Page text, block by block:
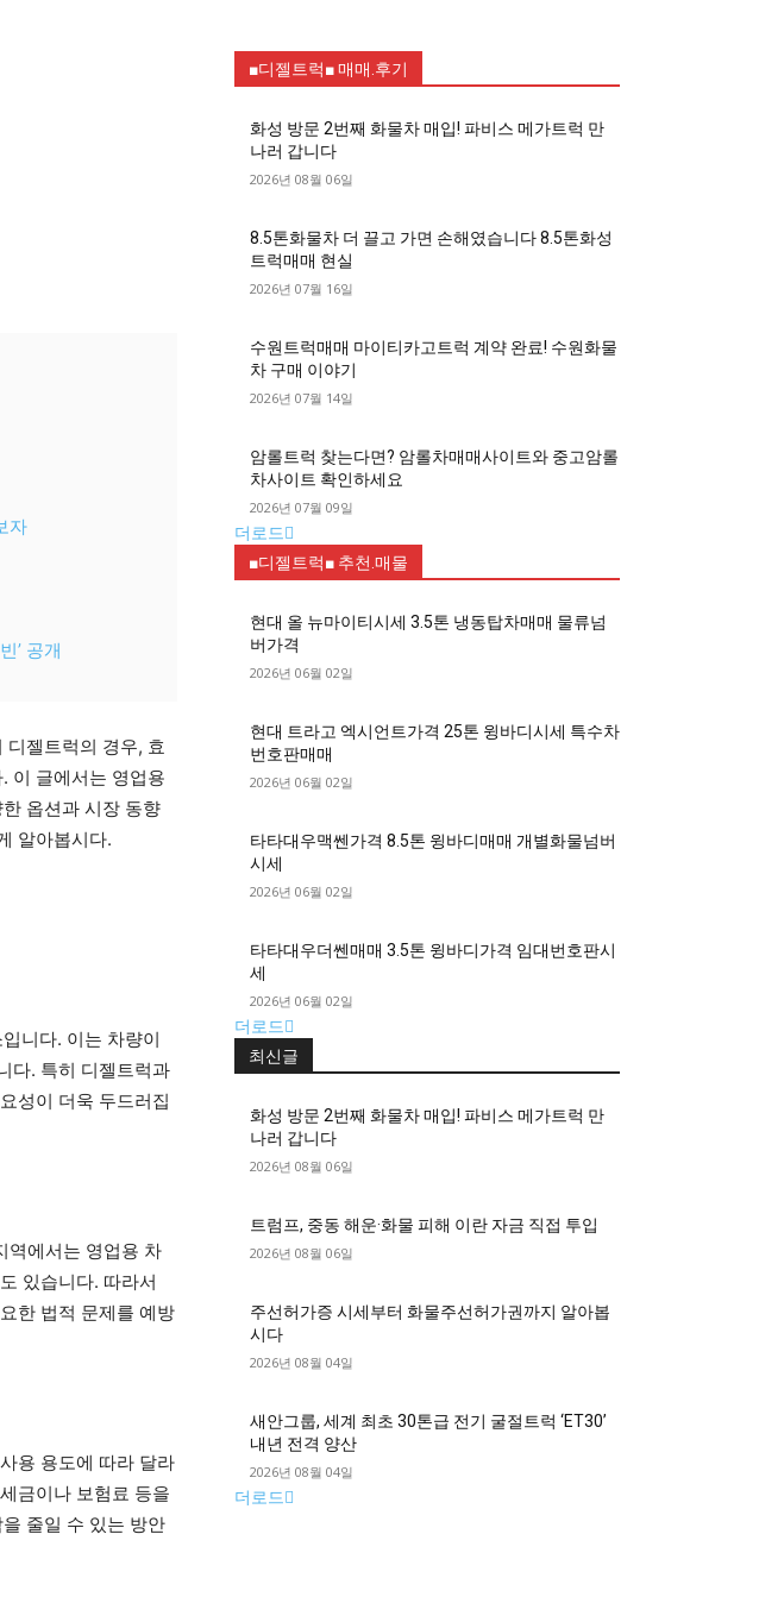
자
’ 공개
디젤트럭의 경우, 효
이 글에서는 영업용
옵션과 시장 동향
알아봅시다.
니다. 이는 차량이
다. 특히 디젤트럭과
성이 더욱 두드러집
역에서는 영업용 차
있습니다. 따라서
한 법적 문제를 예방
용 용도에 따라 달라
금이나 보험료 등을
줄일 수 있는 방안
■디젤트럭■ 매매.후기
화성 방문 2번째 화물차 매입! 파비스 메가트럭 만
나러 갑니다
2026년 08월 06일
8.5톤화물차 더 끌고 가면 손해였습니다 8.5톤화성
트럭매매 현실
2026년 07월 16일
수원트럭매매 마이티카고트럭 계약 완료! 수원화물
차 구매 이야기
2026년 07월 14일
암롤트럭 찾는다면? 암롤차매매사이트와 중고암롤
차사이트 확인하세요
2026년 07월 09일
더로드
■디젤트럭■ 추천.매물
현대 올 뉴마이티시세 3.5톤 냉동탑차매매 물류넘
버가격
2026년 06월 02일
현대 트라고 엑시언트가격 25톤 윙바디시세 특수차
번호판매매
2026년 06월 02일
타타대우맥쎈가격 8.5톤 윙바디매매 개별화물넘버
시세
2026년 06월 02일
타타대우더쎈매매 3.5톤 윙바디가격 임대번호판시
세
2026년 06월 02일
더로드
최신글
화성 방문 2번째 화물차 매입! 파비스 메가트럭 만
나러 갑니다
2026년 08월 06일
트럼프, 중동 해운·화물 피해 이란 자금 직접 투입
2026년 08월 06일
주선허가증 시세부터 화물주선허가권까지 알아봅
시다
2026년 08월 04일
새안그룹, 세계 최초 30톤급 전기 굴절트럭 ‘ET30’
내년 전격 양산
2026년 08월 04일
더로드